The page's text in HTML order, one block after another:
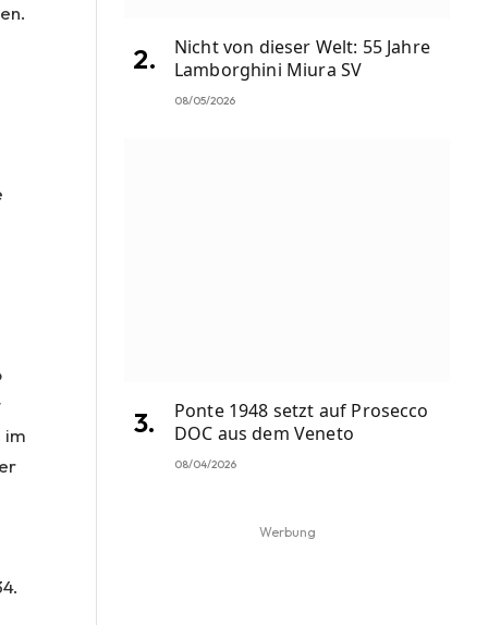
im
Nicht von dieser Welt: 55 Jahre
Lamborghini Miura SV
08/05/2026
Ponte 1948 setzt auf Prosecco
DOC aus dem Veneto
08/04/2026
Werbung